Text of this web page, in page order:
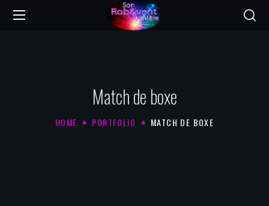
Match de boxe
HOME PORTFOLIO MATCH DE BOXE